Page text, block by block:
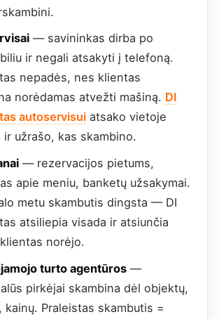
— savininkas dirba po
ir negali atsakyti į telefoną.
nepadės, nes klientas
norėdamas atvežti mašiną. DI
autoservisui atsako vietoje
ir užrašo, kas skambino.
— rezervacijos pietums,
apie meniu, banketų užsakymai.
metu skambutis dingsta — DI
atsiliepia visada ir atsiunčia
norėjo.
turto agentūros —
pirkėjai skambina dėl objektų,
kainų. Praleistas skambutis =